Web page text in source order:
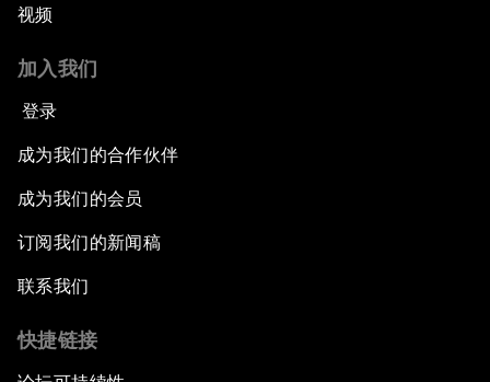
视频
加入我们
登录
成为我们的合作伙伴
成为我们的会员
订阅我们的新闻稿
联系我们
快捷链接